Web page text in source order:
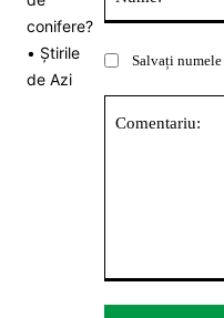
Salvați numele